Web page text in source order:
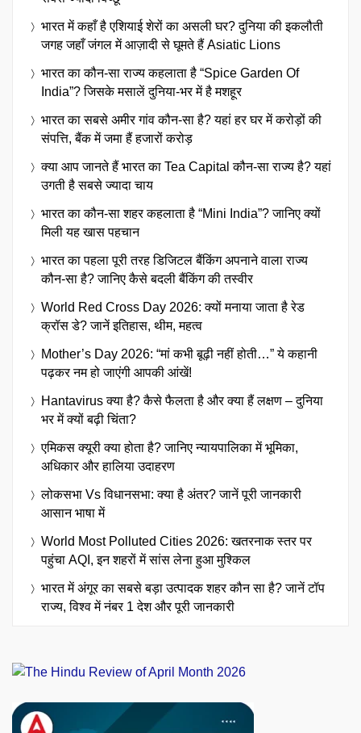
भारत में कहाँ है एशियाई शेरों का असली घर? दुनिया की इकलौती
जगह जहाँ जंगल में आज़ादी से घूमते हैं Asiatic Lions
भारत का कौन-सा राज्य कहलाता है “Spice Garden Of
India”? जिसके मसालें दुनिया-भर में है मशहूर
भारत का सबसे अमीर गांव कौन-सा है? यहां हर घर में करोड़ों की
संपत्ति, बैंक में जमा हैं हजारों करोड़
क्या आप जानते हैं भारत का Tea Capital कौन-सा राज्य है? यहां
उगती है सबसे ज्यादा चाय
भारत का कौन-सा शहर कहलाता है “Mini India”? जानिए क्यों
मिली यह खास पहचान
भारत का पहला पूरी तरह डिजिटल बैंकिंग अपनाने वाला राज्य
कौन-सा है? जानिए कैसे बदली बैंकिंग की तस्वीर
World Red Cross Day 2026: क्यों मनाया जाता है रेड
क्रॉस डे? जानें इतिहास, थीम, महत्व
Mother’s Day 2026: “मां कभी बूढ़ी नहीं होती…” ये कहानी
पढ़कर नम हो जाएंगी आपकी आंखें!
Hantavirus क्या है? कैसे फैलता है और क्या हैं लक्षण – दुनिया
भर में क्यों बढ़ी चिंता?
एमिकस क्यूरी क्या होता है? जानिए न्यायपालिका में भूमिका,
अधिकार और हालिया उदाहरण
लोकसभा Vs विधानसभा: क्या है अंतर? जानें पूरी जानकारी
आसान भाषा में
World Most Polluted Cities 2026: खतरनाक स्तर पर
पहुंचा AQI, इन शहरों में सांस लेना हुआ मुश्किल
भारत में अंगूर का सबसे बड़ा उत्पादक शहर कौन सा है? जानें टॉप
राज्य, विश्व में नंबर 1 देश और पूरी जानकारी